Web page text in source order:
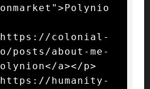
colonial-
posts/about-me-
a></p>
humanity-